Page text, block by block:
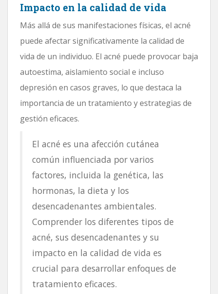
Impacto en la calidad de vida
Más allá de sus manifestaciones físicas, el acné
puede afectar significativamente la calidad de
vida de un individuo. El acné puede provocar baja
autoestima, aislamiento social e incluso
depresión en casos graves, lo que destaca la
importancia de un tratamiento y estrategias de
gestión eficaces.
El acné es una afección cutánea
común influenciada por varios
factores, incluida la genética, las
hormonas, la dieta y los
desencadenantes ambientales.
Comprender los diferentes tipos de
acné, sus desencadenantes y su
impacto en la calidad de vida es
crucial para desarrollar enfoques de
tratamiento eficaces.